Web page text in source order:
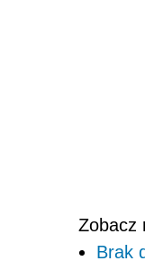
Zobacz
Brak